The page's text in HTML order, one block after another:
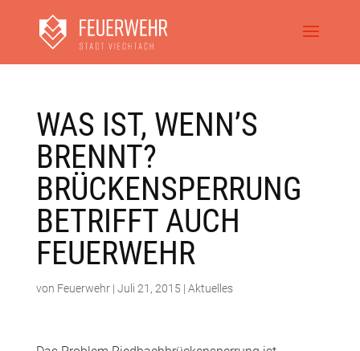
WAS IST, WENN’S
BRENNT?
BRÜCKENSPERRUNG
BETRIFFT AUCH
FEUERWEHR
von Feuerwehr| Juli 21, 2015 | Aktuelles